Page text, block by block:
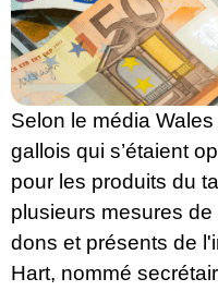
Selon le média
gallois qui s’étaient
pour les produits du
plusieurs mesures
dons et présents de
Hart, nommé